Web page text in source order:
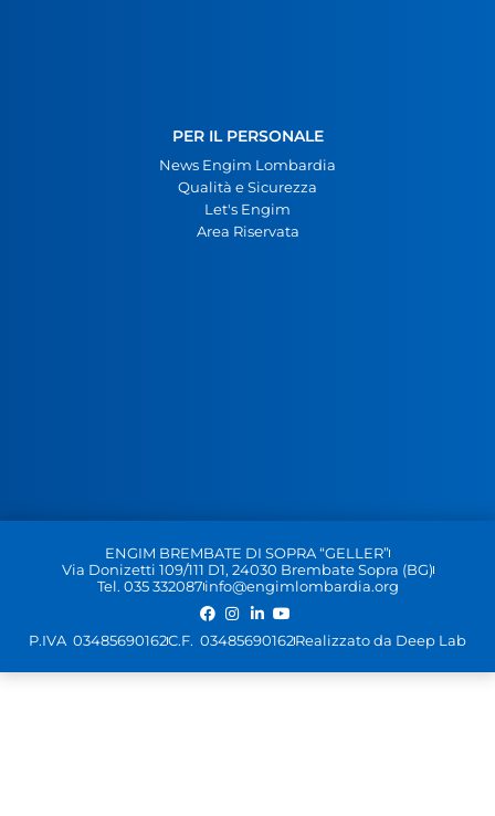
PER IL PERSONALE
News Engim Lombardia
Qualità e Sicurezza
Let's Engim
Area Riservata
ENGIM BREMBATE DI SOPRA “GELLER”
Via Donizetti 109/111 D1, 24030 Brembate Sopra (BG)
Tel. 035 332087info@engimlombardia.org
P.IVA 03485690162C.F. 03485690162Realizzato da Deep Lab